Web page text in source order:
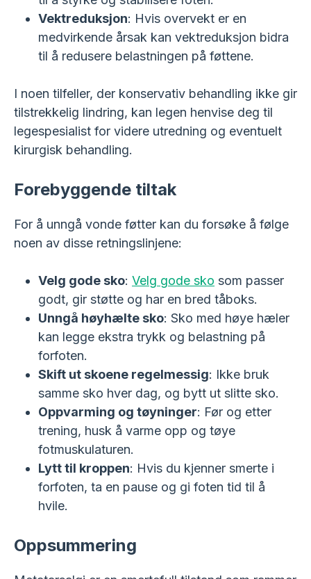
Vektreduksjon: Hvis overvekt er en
medvirkende årsak kan vektreduksjon bidra
til å redusere belastningen på føttene.
I noen tilfeller, der konservativ behandling ikke gir
tilstrekkelig lindring, kan legen henvise deg til
legespesialist for videre utredning og eventuelt
kirurgisk behandling.
Forebyggende tiltak
For å unngå vonde føtter kan du forsøke å følge
noen av disse retningslinjene:
Velg gode sko: Velg gode sko som passer
godt, gir støtte og har en bred tåboks.
Unngå høyhælte sko: Sko med høye hæler
kan legge ekstra trykk og belastning på
forfoten.
Skift ut skoene regelmessig: Ikke bruk
samme sko hver dag, og bytt ut slitte sko.
Oppvarming og tøyninger: Før og etter
trening, husk å varme opp og tøye
fotmuskulaturen.
Lytt til kroppen: Hvis du kjenner smerte i
forfoten, ta en pause og gi foten tid til å
hvile.
Oppsummering